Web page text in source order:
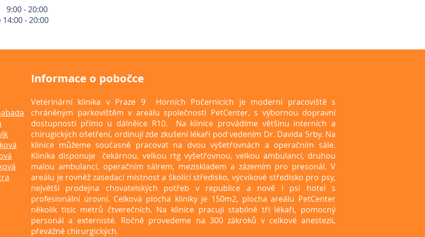
- 20:00
- 20:00
Informace o pobočce
Veterinární klinika v Praze 9 Horních Počernicích je moderní pracoviště s
chráněným parkovištěm v areálu společnosti PetCenter, s výbornou dopravní
dostupností přímo u dálněice R10. Na klinice provádíme většinu interních a
chirugických ošetření, ordinují zde zkušení lékaři pod vedením Dr. Davida Srby. Na
klinice můžeme současně pracovat na dvou vyšetřovnách a operačním sále.
Klinika disponuje čekárnou, velkou rtg vyšetřovnou, velkou ambulancí, druhou
malou ambulancí, operačním sálrem, meziskladem a zázemím pro presonál. V
areálu je rovněž zasedací místnost a školící středisko, výcvikové středisko pro psy,
největší prodejna chovatelských potřeb v republice a nově i psí hotel s
profesionální úrovní. Celková plocha kliniky je 150m2, plocha areálu PetCenter
několik tisíc metrů čtverečních. Na klinice pracují stabilně tři lékaři, pomocný
personál a externisté. Ročně provedeme na 300 zákroků v celkové anestezii,
převážně chirurgických.